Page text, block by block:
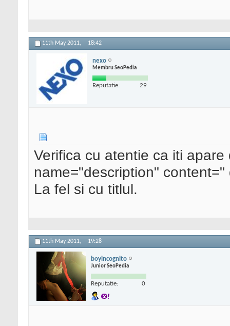
11th May 2011, 18:42
nexo
Membru SeoPedia
Reputatie: 29
Verifica cu atentie ca iti
name="description"
La fel si cu titlul.
11th May 2011, 19:28
boyincognito
Junior SeoPedia
Reputatie: 0